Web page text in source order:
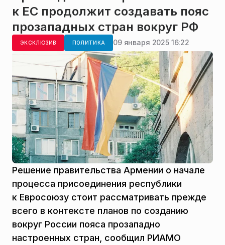
к ЕС продолжит создавать пояс
прозападных стран вокруг РФ
ЭКСКЛЮЗИВ ПОЛИТИКА 09 января 2025 16:22
Решение правительства Армении о начале
процесса присоединения республики
к Евросоюзу стоит рассматривать прежде
всего в контексте планов по созданию
вокруг России пояса прозападно
настроенных стран, сообщил РИАМО